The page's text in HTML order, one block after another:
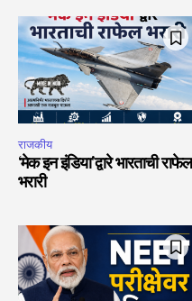
राजकीय
‘मेक इन इंडिया’द्वारे भारताची राफेल
भरारी